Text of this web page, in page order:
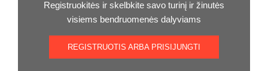
Registruokitės ir skelbkite savo turinį ir žinutės
visiems bendruomenės dalyviams
REGISTRUOTIS ARBA PRISIJUNGTI